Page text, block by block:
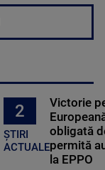
2
ȘTIRI
ACTUALE
Victorie
obligată
permită
la EPPO